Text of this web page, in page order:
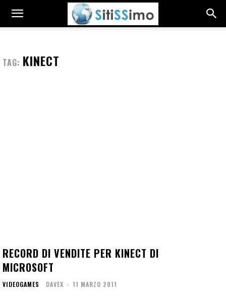
TAG: KINECT
RECORD DI VENDITE PER KINECT DI
MICROSOFT
VIDEOGAMES DAVEX - 11 MARZO 2011